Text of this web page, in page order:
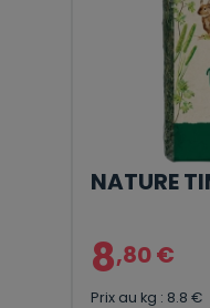
NATURE
8,80 €
Prix au kg : 8.8 €